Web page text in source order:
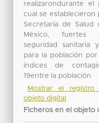
realizarondurante el
cual se establecieron
Secretaría de Salud
México, fuertes
seguridad sanitaria
para la población
índices de
19entre la población
Mostrar el registro
objeto digital
Ficheros en el objeto